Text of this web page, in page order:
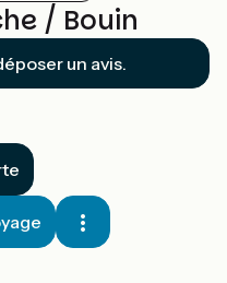
/ Bouin
un avis.